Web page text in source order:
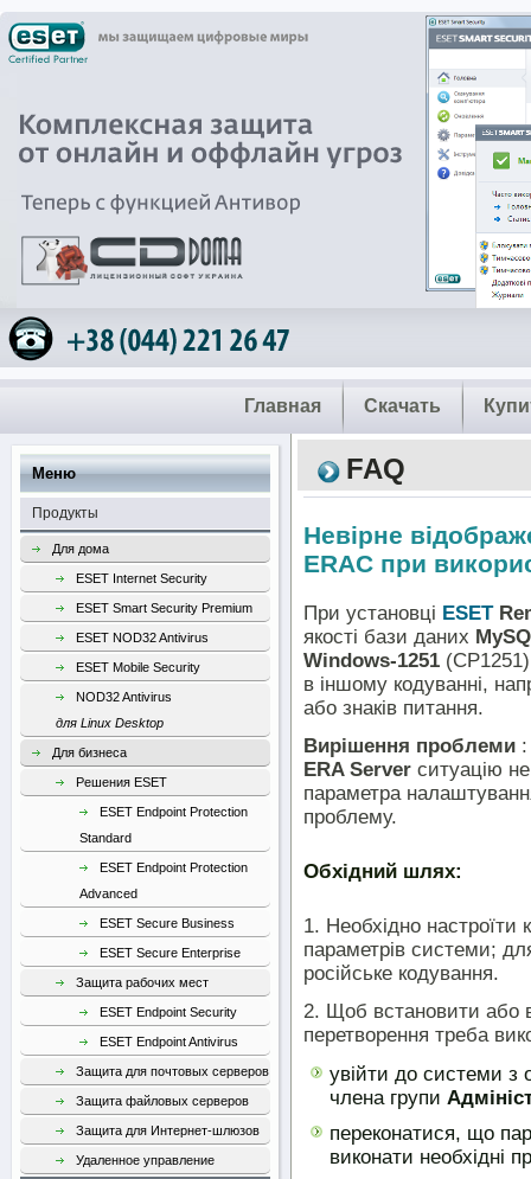
Главная Скачать
Меню
Продукты
Для дома
ESET Internet Security
ESET Smart Security Premium
ESET NOD32 Antivirus
ESET Mobile Security
NOD32 Antivirus
для Linux Desktop
Для бизнеса
Решения ESET
ESET Endpoint Protection
Standard
ESET Endpoint Protection
Advanced
ESET Secure Business
ESET Secure Enterprise
Защита рабочих мест
ESET Endpoint Security
ESET Endpoint Antivirus
Защита для почтовых серверов
Защита файловых серверов
Защита для Интернет-шлюзов
Удаленное управление
FAQ
Невірне
ERAC при
При установці ESET
якості бази даних
Windows-1251
в іншому кодуванні,
або знаків питання.
Вирішення проблеми
ERA Server ситуацію
параметра
проблему.
Обхідний шлях:
1. Необхідно
параметрів системи;
російське кодування.
2. Щоб встановити або
перетворення треба
увійти до системи з
члена групи
переконатися, що
виконати необхідні